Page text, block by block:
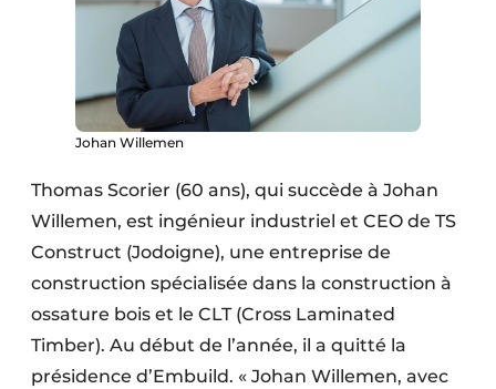
Johan Willemen
Thomas Scorier (60 ans), qui succède à Johan
Willemen, est ingénieur industriel et CEO de TS
Construct (Jodoigne), une entreprise de
construction spécialisée dans la construction à
ossature bois et le CLT (Cross Laminated
Timber). Au début de l’année, il a quitté la
présidence d’Embuild. « Johan Willemen, avec